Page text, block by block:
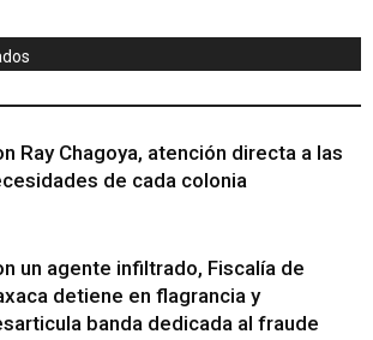
Ray Chagoya, atención directa a las
de cada colonia
un agente infiltrado, Fiscalía de
detiene en flagrancia y
banda dedicada al fraude